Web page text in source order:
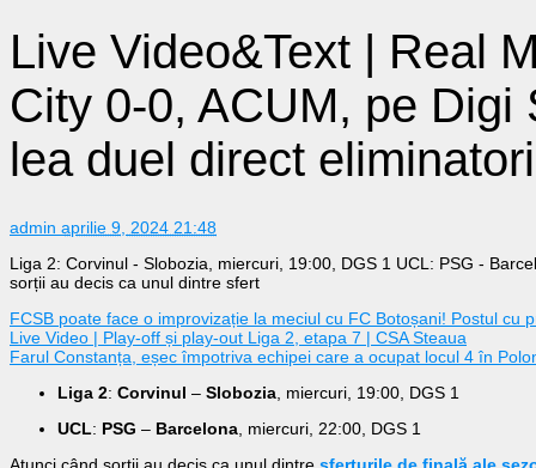
Live Video&Text | Real
City 0-0, ACUM, pe Digi
lea duel direct
admin aprilie 9, 2024 21:48
Liga 2: Corvinul - Slobozia, miercuri, 19:00, DGS 1 UCL: PSG -
sorții au decis ca unul dintre sfert
FCSB poate face o improvizație la meciul cu FC Botoșani! Postul cu
Live Video | Play-off și play-out Liga 2, etapa 7 | CSA Steaua
Farul Constanța, eșec împotriva echipei care a ocupat locul 4 în
Liga 2: Corvinul – Slobozia, miercuri, 19:00, DGS 1
UCL: PSG – Barcelona, miercuri, 22:00, DGS 1